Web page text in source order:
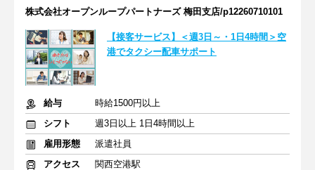
株式会社オープンループパートナーズ 梅田支店/p12260710101
【接客サービス】＜週3日～・1日4時間＞空
港でタクシー配車サポート
給与
時給1500円以上
シフト
週3日以上 1日4時間以上
雇用形態
派遣社員
アクセス
関西空港駅